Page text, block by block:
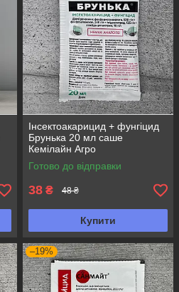
Інсектоакарицид + фунгіцид
Брунька 20 мл саше
Кемілайн Агро
Готово до відправки
38 ₴ 48 ₴
Купити
–19%